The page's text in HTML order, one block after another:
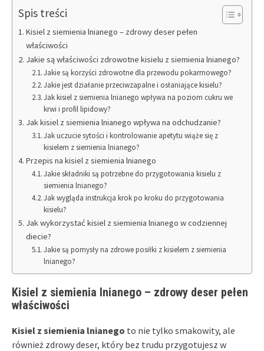
Spis treści
Kisiel z siemienia lnianego – zdrowy deser pełen
właściwości
Jakie są właściwości zdrowotne kisielu z siemienia lnianego?
Jakie są korzyści zdrowotne dla przewodu pokarmowego?
Jakie jest działanie przeciwzapalne i osłaniające kisielu?
Jak kisiel z siemienia lnianego wpływa na poziom cukru we
krwi i profil lipidowy?
Jak kisiel z siemienia lnianego wpływa na odchudzanie?
Jak uczucie sytości i kontrolowanie apetytu wiąże się z
kisielem z siemienia lnianego?
Przepis na kisiel z siemienia lnianego
Jakie składniki są potrzebne do przygotowania kisielu z
siemienia lnianego?
Jak wygląda instrukcja krok po kroku do przygotowania
kisielu?
Jak wykorzystać kisiel z siemienia lnianego w codziennej
diecie?
Jakie są pomysły na zdrowe posiłki z kisielem z siemienia
lnianego?
Kisiel z siemienia lnianego – zdrowy deser pełen
właściwości
Kisiel z siemienia lnianego to nie tylko smakowity, ale
również zdrowy deser, który bez trudu przygotujesz w